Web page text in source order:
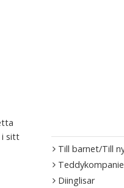
i sitt
Till barnet/Till
Diinglisar